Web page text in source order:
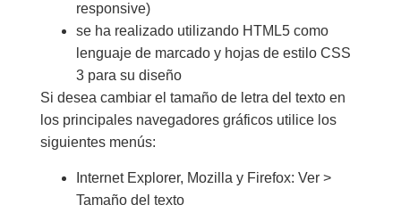
responsive)
se ha realizado utilizando HTML5 como
lenguaje de marcado y hojas de estilo CSS
3 para su diseño
Si desea cambiar el tamaño de letra del texto en
los principales navegadores gráficos utilice los
siguientes menús:
Internet Explorer, Mozilla y Firefox: Ver >
Tamaño del texto